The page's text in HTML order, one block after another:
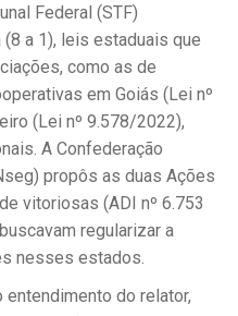
Federal (STF)
a 1), leis estaduais que
como as de
em Goiás (Lei nº
(Lei nº 9.578/2022),
A Confederação
propôs as duas Ações
vitoriosas (ADI nº 6.753
regularizar a
nesses estados.
do relator,